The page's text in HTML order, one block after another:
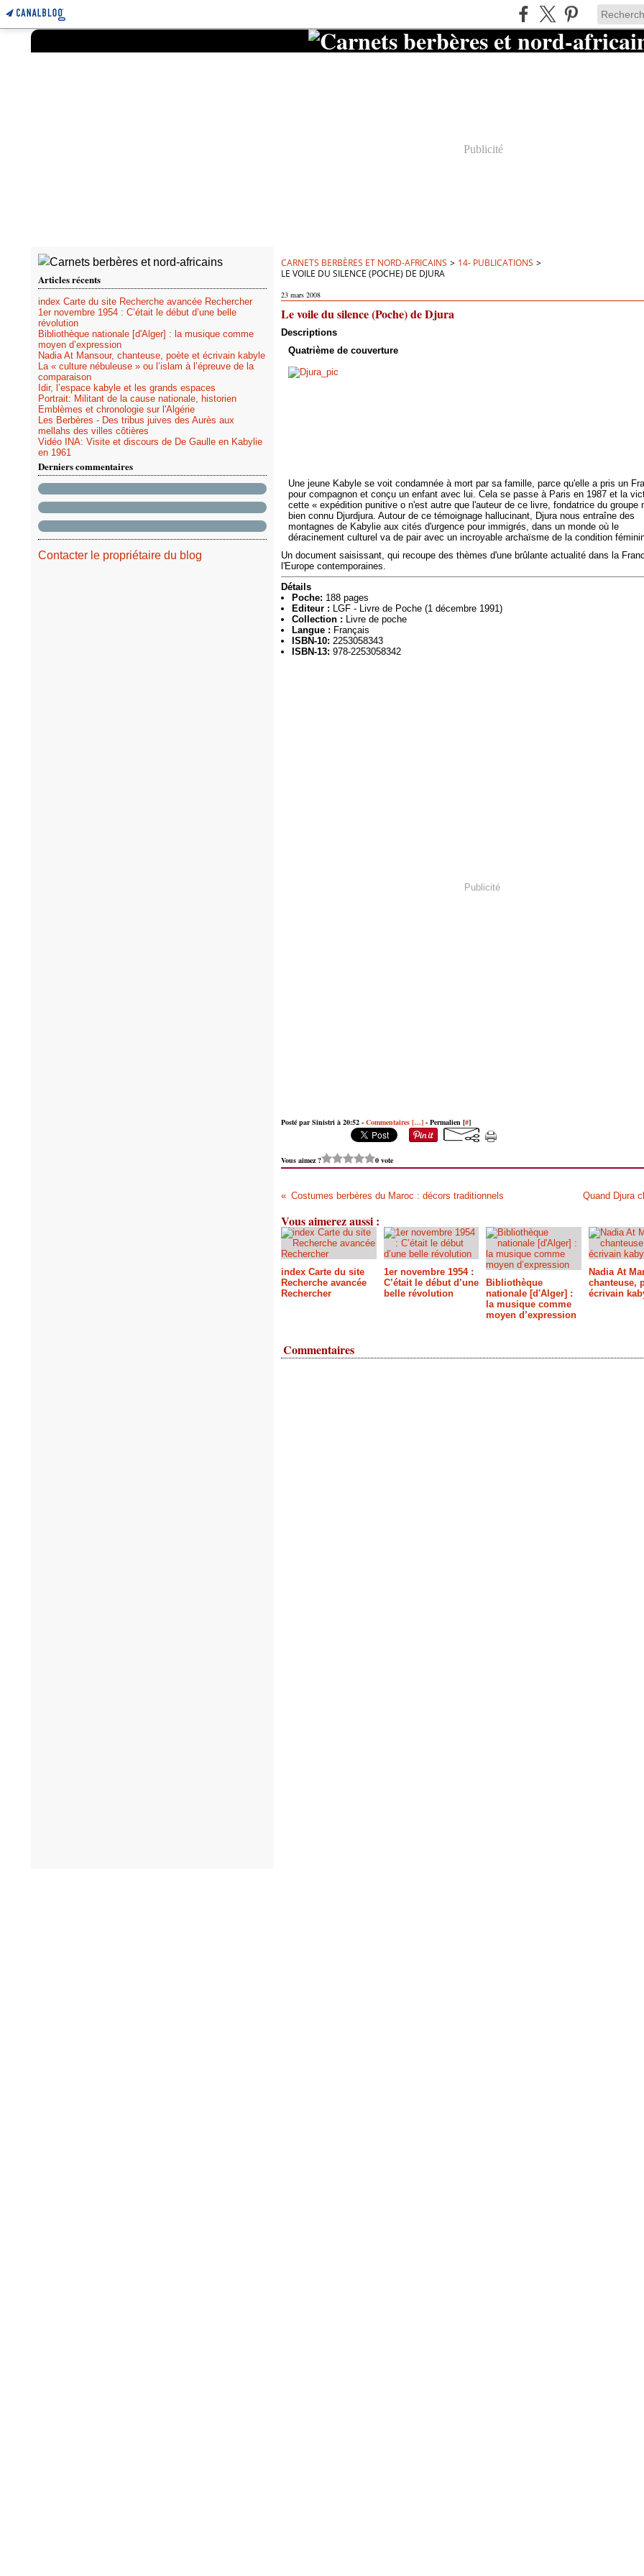
Publicité
Articles récents
index Carte du site Recherche avancée Rechercher
1er novembre 1954 : C’était le début d’une belle
révolution
Bibliothèque nationale [d'Alger] : la musique comme
moyen d’expression
Nadia At Mansour, chanteuse, poète et écrivain kabyle
La « culture nébuleuse » ou l’islam à l’épreuve de la
comparaison
Idir, l’espace kabyle et les grands espaces
Portrait: Militant de la cause nationale, historien
Emblèmes et chronologie sur l'Algérie
Les Berbères - Des tribus juives des Aurès aux
mellahs des villes côtières
Vidéo INA: Visite et discours de De Gaulle en Kabylie
en 1961
Derniers commentaires
Contacter le propriétaire du blog
CARNETS BERBÈRES ET NORD-AFRICAINS > 14- PUBLICATIONS >
LE VOILE DU SILENCE (POCHE) DE DJURA
23 mars 2008
Le voile du silence (Poche) de Djura
Descriptions
Quatrième de couverture
Une jeune Kabyle se voit condamnée à mort par sa famille, parce qu'elle a pris un
pour compagnon et conçu un enfant avec lui. Cela se passe à Paris en 1987 et la
cette « expédition punitive o n'est autre que l'auteur de ce livre, fondatrice du groupe
bien connu Djurdjura. Autour de ce témoignage hallucinant, Djura nous entraîne des
montagnes de Kabylie aux cités d'urgence pour immigrés, dans un monde où le
déracinement culturel va de pair avec un incroyable archaïsme de la condition
Un document saisissant, qui recoupe des thèmes d'une brûlante actualité dans la
l'Europe contemporaines.
Détails
Poche: 188 pages
Editeur : LGF - Livre de Poche (1 décembre 1991)
Collection : Livre de poche
Langue : Français
ISBN-10: 2253058343
ISBN-13: 978-2253058342
Publicité
Posté par Sinistri à 20:52 - Commentaires […] - Permalien [#]
Vous aimez ? 0 vote
Costumes berbères du Maroc : décors traditionnels Quand Djura
Vous aimerez aussi :
index Carte du site
Recherche avancée
Rechercher
1er novembre 1954 :
C’était le début d’une
belle révolution
Bibliothèque
nationale [d'Alger] :
la musique comme
moyen d’expression
Nadia At
chanteuse,
écrivain
Commentaires